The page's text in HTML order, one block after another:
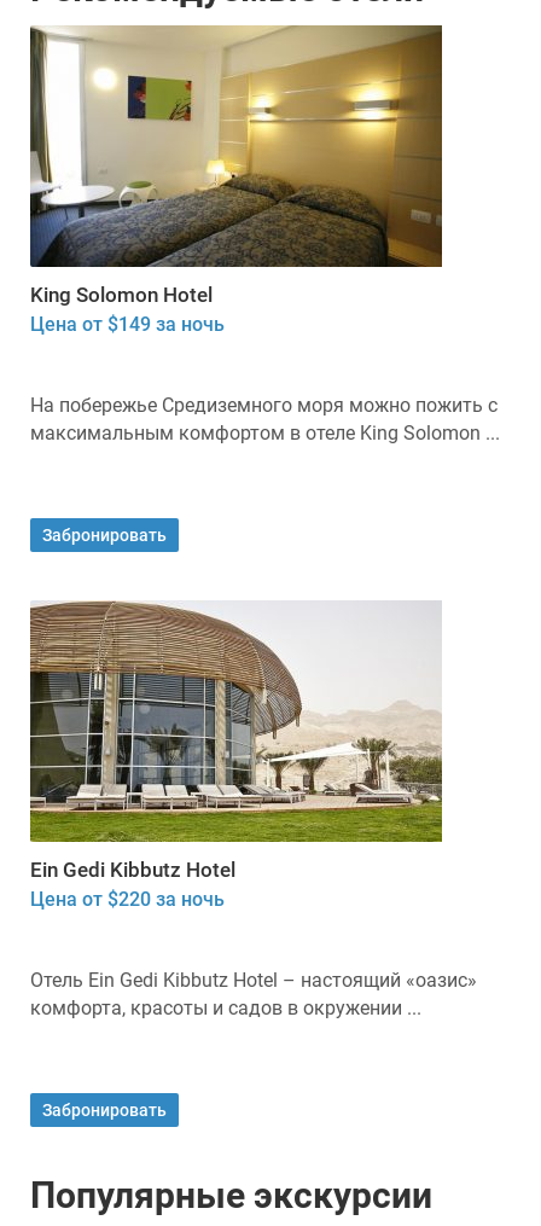
King Solomon Hotel
Цена от $149 за ночь
На побережье Средиземного моря можно пожить с
максимальным комфортом в отеле King Solomon ...
Забронировать
Ein Gedi Kibbutz Hotel
Цена от $220 за ночь
Отель Ein Gedi Kibbutz Hotel – настоящий «оазис»
комфорта, красоты и садов в окружении ...
Забронировать
Популярные экскурсии